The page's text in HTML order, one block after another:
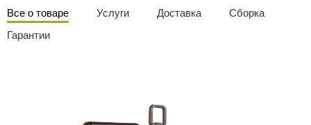
Все о товаре Услуги Доставка
Сборка
Гарантии